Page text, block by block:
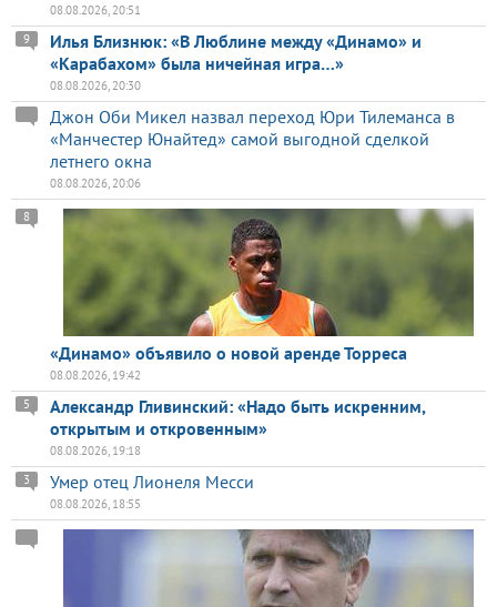
08.08.2026, 20:51
Илья Близнюк: «В Люблине между «Динамо» и
«Карабахом» была ничейная игра…»
9
08.08.2026, 20:30
Джон Оби Микел назвал переход Юри Тилеманса в
«Манчестер Юнайтед» самой выгодной сделкой
летнего окна
08.08.2026, 20:06
«Динамо» объявило о новой аренде Торреса
8
08.08.2026, 19:42
Александр Гливинский: «Надо быть искренним,
открытым и откровенным»
5
08.08.2026, 19:18
Умер отец Лионеля Месси
3
08.08.2026, 18:55